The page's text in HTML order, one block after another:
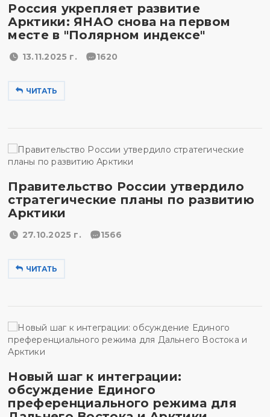
Россия укрепляет развитие
Арктики: ЯНАО снова на первом
месте в "Полярном индексе"
13.11.2025 г. 1620
ЧИТАТЬ
Правительство России утвердило
стратегические планы по развитию
Арктики
27.10.2025 г. 1566
ЧИТАТЬ
Новый шаг к интеграции:
обсуждение Единого
преференциального режима для